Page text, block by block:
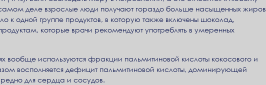
самом деле взрослые люди получают гораздо больше насыщенных жиров
к одной группе продуктов, в которую также включены шоколад,
которые врачи рекомендуют употреблять в умеренных
вообще используются фракции пальмитиновой кислоты кокосового и
восполняется дефицит пальмитиновой кислоты, доминирующей
для сердца и сосудов.